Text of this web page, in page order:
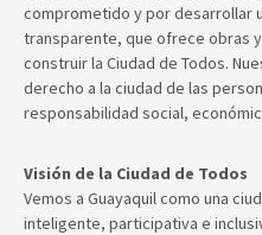
comprometido y por desarrollar
transparente, que ofrece obras
construir la Ciudad de Todos.
derecho a la ciudad de las
responsabilidad social,
Visión de la Ciudad de Todos
Vemos a Guayaquil como una
inteligente, participativa e